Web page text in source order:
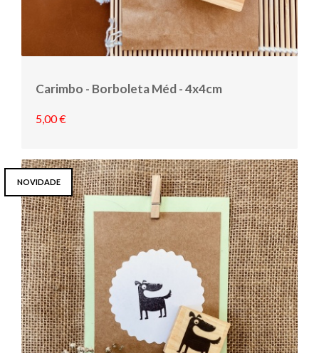
Carimbo - Borboleta Méd - 4x4cm
5,00 €
NOVIDADE